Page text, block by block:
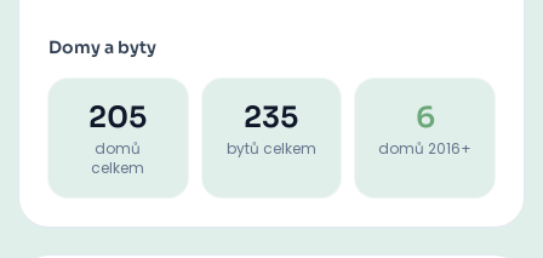
Domy a byty
205
domů
celkem
235
bytů celkem
6
domů 2016+